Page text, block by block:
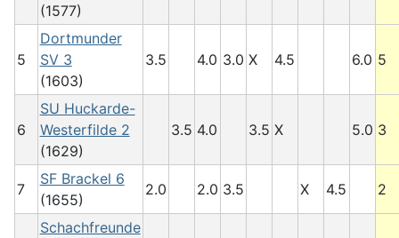
(1577)
5
Dortmunder
SV 3
(1603)
3.5 4.0 3.0 X 4.5 6.0 5
6
SU Huckarde-
Westerfilde 2
(1629)
3.5 4.0 3.5 X 5.0 3
7
SF Brackel 6
(1655)
2.0 2.0 3.5 X 4.5 2
Schachfreunde